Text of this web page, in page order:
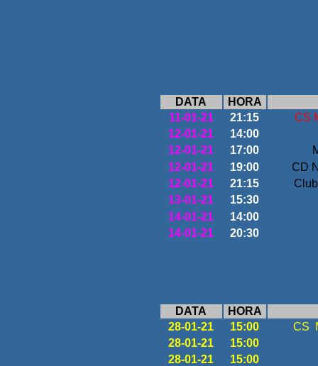
DATA
HORA
11-01-21
21:15
CS
12-01-21
14:00
12-01-21
17:00
12-01-21
19:00
CD
12-01-21
21:15
13-01-21
15:30
14-01-21
14:00
14-01-21
20:30
DATA
HORA
28-01-21
15:00
CS
28-01-21
15:00
28-01-21
15:00